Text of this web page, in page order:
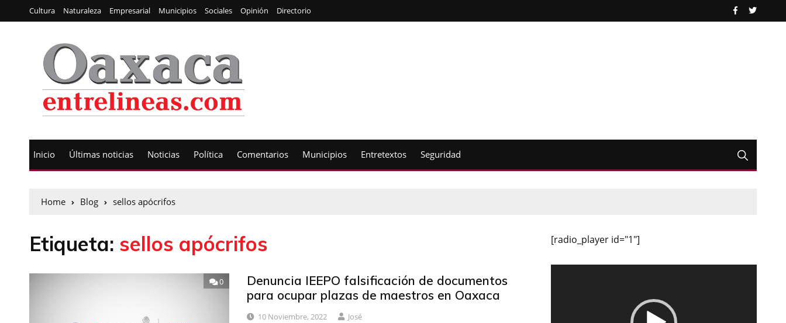
Cultura Naturaleza Empresarial Municipios Sociales Opinión Directorio
Inicio Últimas noticias Noticias Política Comentarios Municipios Entretextos Seguridad
Home Blog sellos apócrifos
Etiqueta: sellos apócrifos
0
Denuncia IEEPO falsificación de documentos
para ocupar plazas de maestros en Oaxaca
10 Noviembre, 2022 José
[radio_player id="1"]